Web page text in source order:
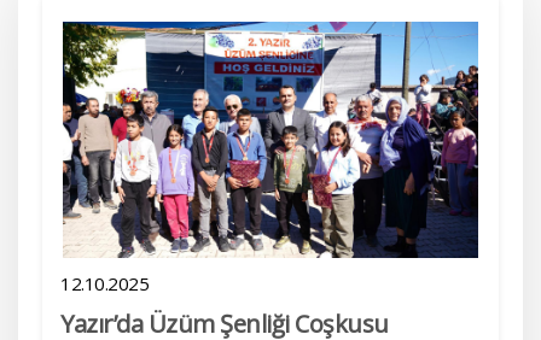
12.10.2025
Yazır’da Üzüm Şenliği Coşkusu